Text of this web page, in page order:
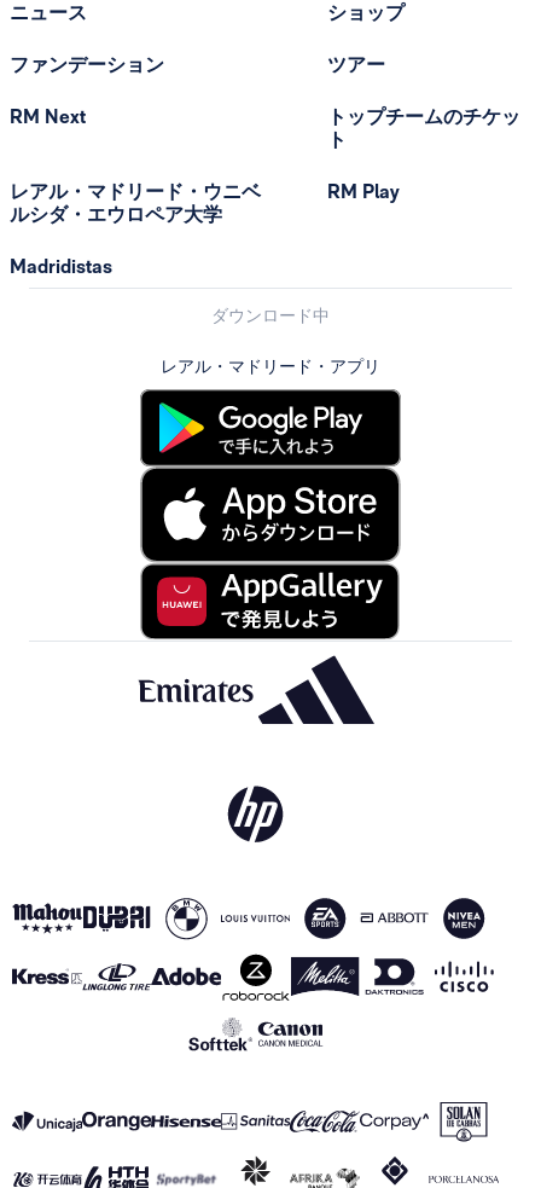
ニュース
ファンデーション
RM Next
レアル・マドリード・ウニベ
ルシダ・エウロペア大学
Madridistas
ショップ
ツアー
トップチームのチケッ
ト
RM Play
ダウンロード中
レアル・マドリード・アプリ